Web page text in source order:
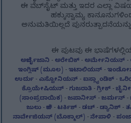
ಈ ವೆಬ್‌ಸೈಟ್ ಮತ್ತು ಇದರ ಎಲ್ಲಾ
ಹಕ್ಕುಸ್ವಾಮ್ಯ
ಅನುಮತಿಯಿಲ್ಲದೆ ಪುನರುತ್ಪಾದನೆಯನ್ನು
ಈ ಪುಟವು ಈ
ಅಜೆರ್ಬೈಜಾನಿ - ಅರೇಬಿಕ್ - ಅರ್ಮೇನಿಯನ್ -
ಇಂಗ್ಲಿಷ್ (ಮೂಲ) -ಇಟಾಲಿಯನ್ -
ಉರ್ದು- ಎಸ್ಟೋನಿಯನ್ - ಐಸ್ಲ್ಯಾಂಡಿಕ್-
ಕ್ರೊಯೇಷಿಯನ್ - ಗುಜರಾತಿ-ಗ್ರೀಕ್-
(ಸಾಂಪ್ರದಾಯಿಕ) - ಜಪಾನೀಸ್ - ಜರ್ಮನ್ -
ಜುಲು-ಜೆಕ್- ಟರ್ಕಿಶ್- ಡಚ್-ಡ್ಯಾನಿಶ್-
ನಾರ್ವೇಜಿಯನ್ (ಬೊಕ್ಮಾಲ್) -ನೇಪಾಳಿ -